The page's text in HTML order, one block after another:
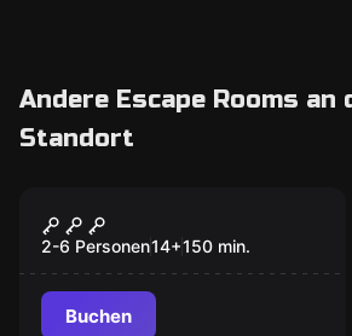
Andere Escape Rooms an
Standort
Auf der Spur des
Phantoms
2-6 Personen14+150 min.
Buchen